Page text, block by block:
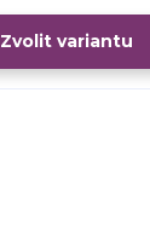
Zvolit variantu